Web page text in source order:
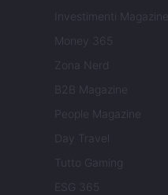
Investimenti Magazine
Money 365
Zona Nerd
B2B Magazine
People Magazine
Day Travel
Tutto Gaming
ESG 365